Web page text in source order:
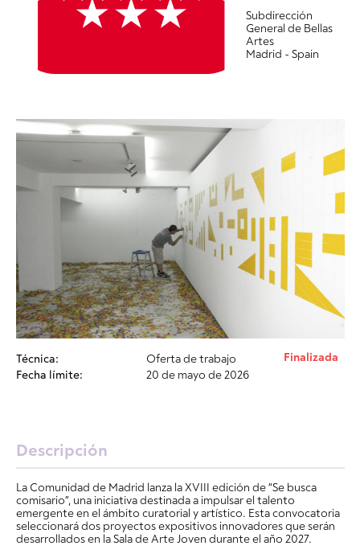
Subdirección
General de Bellas
Artes
Madrid - Spain
Técnica:
Oferta de trabajo
Fecha límite:
20 de mayo de 2026
Finalizada
Descripción
La Comunidad de Madrid lanza la XVIII edición de “Se busca
comisario”, una iniciativa destinada a impulsar el talento
emergente en el ámbito curatorial y artístico. Esta convocatoria
seleccionará dos proyectos expositivos innovadores que serán
desarrollados en la Sala de Arte Joven durante el año 2027.